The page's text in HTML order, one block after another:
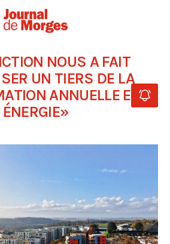
NOUS A FAIT
UN TIERS DE LA
ANNUELLE EN
ÉNERGIE»